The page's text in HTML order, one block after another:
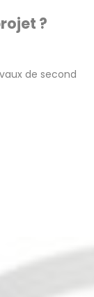
?
de second